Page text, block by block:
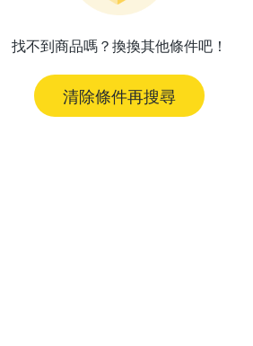
找不到商品嗎？換換其他條件吧！
清除條件再搜尋